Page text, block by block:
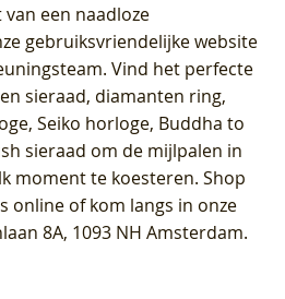
van een naadloze
gebruiksvriendelijke website
Vind het perfecte
sieraad, diamanten ring,
Seiko horloge, Buddha to
sieraad om de mijlpalen in
moment te koesteren. Shop
online of kom langs in onze
8A, 1093 NH Amsterdam.